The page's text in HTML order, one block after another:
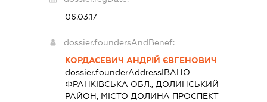
06.03.17
dossier.foundersAndBenef:
КОРДАСЕВИЧ АНДРІЙ ЄВГЕНОВИЧ
dossier.founderAddressІВАНО-
ФРАНКІВСЬКА ОБЛ., ДОЛИНСЬКИЙ
РАЙОН, МІСТО ДОЛИНА ПРОСПЕКТ